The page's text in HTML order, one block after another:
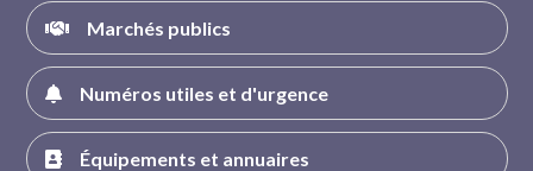
Marchés publics
Numéros utiles et d'urgence
Équipements et annuaires